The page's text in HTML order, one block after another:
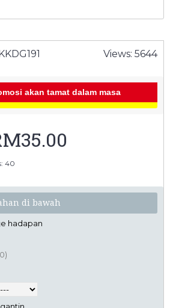
Views: 5644
akan tamat dalam masa
40
di bawah
hadapan